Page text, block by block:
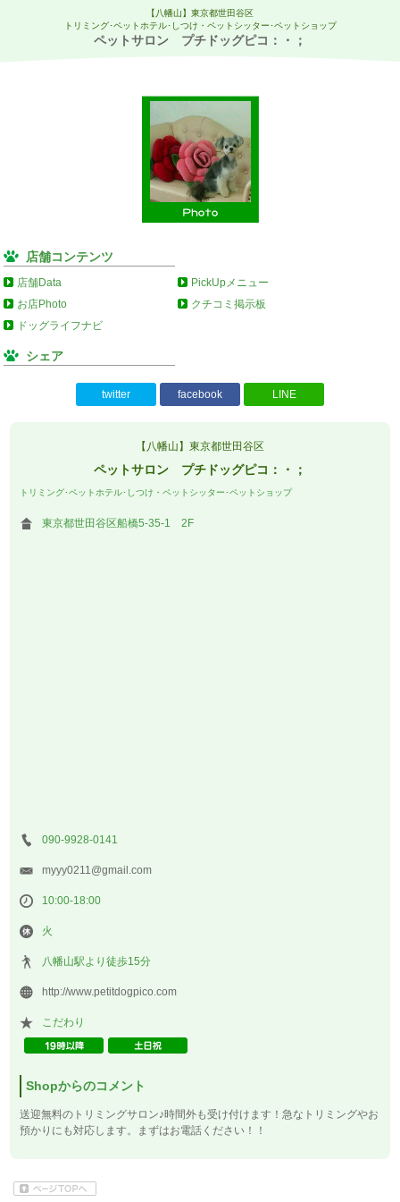
【八幡山】東京都世田谷区
トリミング･ペットホテル･しつけ・ペットシッター･ペットショップ
ペットサロン プチドッグピコ：・；
店舗コンテンツ
店舗Data
PickUpメニュー
お店Photo
クチコミ掲示板
ドッグライフナビ
シェア
twitter facebook LINE
【八幡山】東京都世田谷区
ペットサロン プチドッグピコ：・；
トリミング･ペットホテル･しつけ・ペットシッター･ペットショップ
東京都世田谷区船橋5-35-1 2F
090-9928-0141
myyy0211@gmail.com
10:00-18:00
火
八幡山駅より徒歩15分
http://www.petitdogpico.com
こだわり
Shopからのコメント
送迎無料のトリミングサロン♪時間外も受け付けます！急なトリミングやお
預かりにも対応します。まずはお電話ください！！